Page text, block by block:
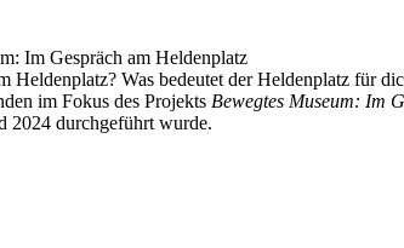
Im Gespräch am Heldenplatz
Heldenplatz? Was bedeutet der Heldenplatz für
im Fokus des Projekts Bewegtes Museum: Im
2024 durchgeführt wurde.